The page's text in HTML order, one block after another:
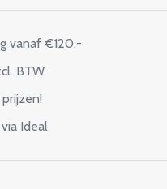
vanaf €120,-
BTW
Ideal